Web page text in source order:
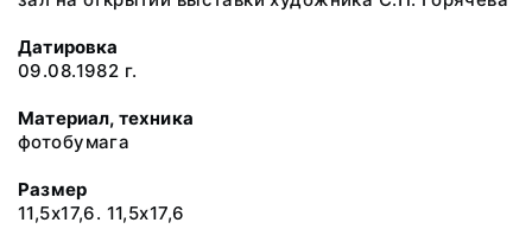
Датировка
09.08.1982 г.
Материал, техника
фотобумага
Размер
11,5х17,6. 11,5х17,6